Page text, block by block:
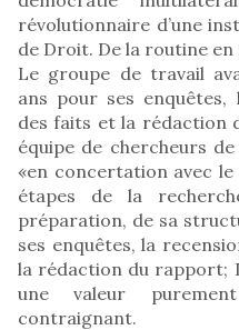
révolutionnaire d’une
de Droit. De la routine en
Le groupe de travail
ans pour ses
des faits et la rédaction
équipe de chercheurs
«en concertation avec
étapes de la
préparation, de sa
ses enquêtes, la
la rédaction du rapport;
une valeur
contraignant.